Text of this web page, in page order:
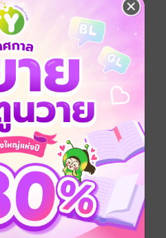
ญ ติดตาม แชร์
ไหน... ใช่ไหม?"
อย่างโยชิวาระไม่ใช่ที่ที่คน
นเอ้อระเหยลอยชายอยู่ได้
ไม่ เรื่องลึกลับมากมายเกิด
จะโรยรา อีกฟากหนึ่งของ
ที่อยู่ ณ ใจกลางแสนสงบนิ่ง-
ดรามา โรแมนติก